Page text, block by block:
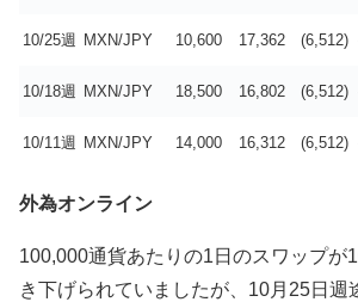
10/25週 MXN/JPY 10,600 17,362 (6,512)
10/18週 MXN/JPY 18,500 16,802 (6,512)
10/11週 MXN/JPY 14,000 16,312 (6,512)
外為オンライン
100,000通貨あたりの1日のスワップが
き下げられていましたが、10月25日週